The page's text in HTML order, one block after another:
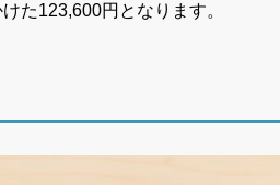
た123,600円となります。